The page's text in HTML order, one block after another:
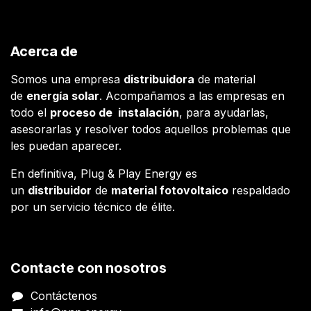
Acerca de
Somos una empresa distribuidora de material
de energía solar. Acompañamos a las empresas en
todo el proceso de instalación, para ayudarlas,
asesorarlas y resolver todos aquellos problemas que
les puedan aparecer.
En definitiva, Plug & Play Energy es
un distribuidor de material fotovoltaico respaldado
por un servicio técnico de élite.
Contacte con nosotros
Contáctenos